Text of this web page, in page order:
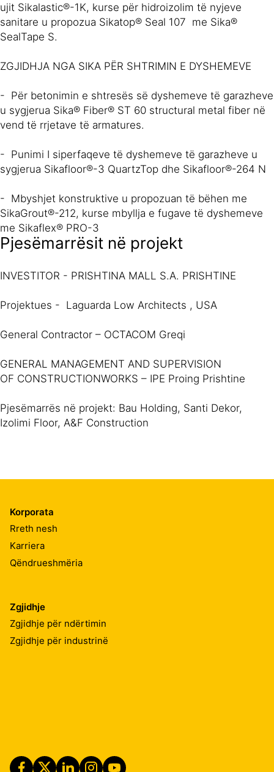
ujit Sikalastic®-1K, kurse për hidroizolim të nyjeve
sanitare u propozua Sikatop® Seal 107 me Sika®
SealTape S.
ZGJIDHJA NGA SIKA PËR SHTRIMIN E DYSHEMEVE
- Për betonimin e shtresës së dyshemeve të garazheve
u sygjerua Sika® Fiber® ST 60 structural metal fiber në
vend të rrjetave të armatures.
- Punimi I siperfaqeve të dyshemeve të garazheve u
sygjerua Sikafloor®-3 QuartzTop dhe Sikafloor®-264 N
- Mbyshjet konstruktive u propozuan të bëhen me
SikaGrout®-212, kurse mbyllja e fugave të dyshemeve
me Sikaflex® PRO-3
Pjesëmarrësit në projekt
INVESTITOR - PRISHTINA MALL S.A. PRISHTINE
Projektues - Laguarda Low Architects , USA
General Contractor – OCTACOM Greqi
GENERAL MANAGEMENT AND SUPERVISION
OF CONSTRUCTIONWORKS – IPE Proing Prishtine
Pjesëmarrës në projekt: Bau Holding, Santi Dekor,
Izolimi Floor, A&F Construction
Korporata
Rreth nesh
Karriera
Qëndrueshmëria
Zgjidhje
Zgjidhje për ndërtimin
Zgjidhje për industrinë